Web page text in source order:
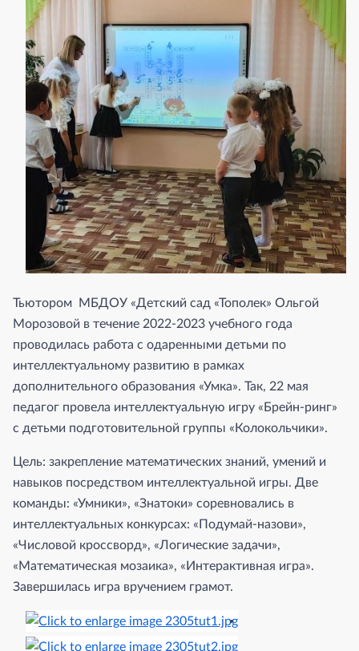
Тьютором МБДОУ «Детский сад «Тополек» Ольгой
Морозовой в течение 2022-2023 учебного года
проводилась работа с одаренными детьми по
интеллектуальному развитию в рамках
дополнительного образования «Умка». Так, 22 мая
педагог провела интеллектуальную игру «Брейн-ринг»
с детьми подготовительной группы «Колокольчики».
Цель: закрепление математических знаний, умений и
навыков посредством интеллектуальной игры. Две
команды: «Умники», «Знатоки» соревновались в
интеллектуальных конкурсах: «Подумай-назови»,
«Числовой кроссворд», «Логические задачи»,
«Математическая мозаика», «Интерактивная игра».
Завершилась игра вручением грамот.